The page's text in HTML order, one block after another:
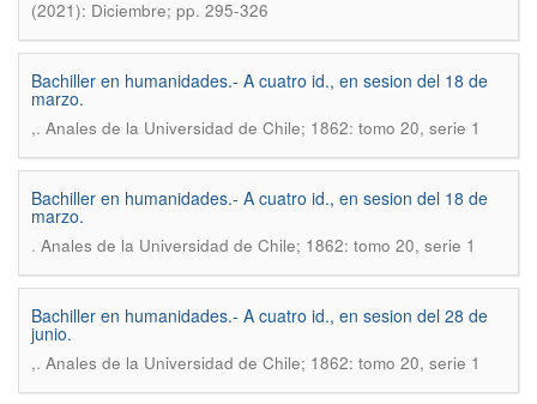
(2021): Diciembre; pp. 295-326
Bachiller en humanidades.- A cuatro id., en sesion del 18 de
marzo.
,. Anales de la Universidad de Chile; 1862: tomo 20, serie 1
Bachiller en humanidades.- A cuatro id., en sesion del 18 de
marzo.
. Anales de la Universidad de Chile; 1862: tomo 20, serie 1
Bachiller en humanidades.- A cuatro id., en sesion del 28 de
junio.
,. Anales de la Universidad de Chile; 1862: tomo 20, serie 1